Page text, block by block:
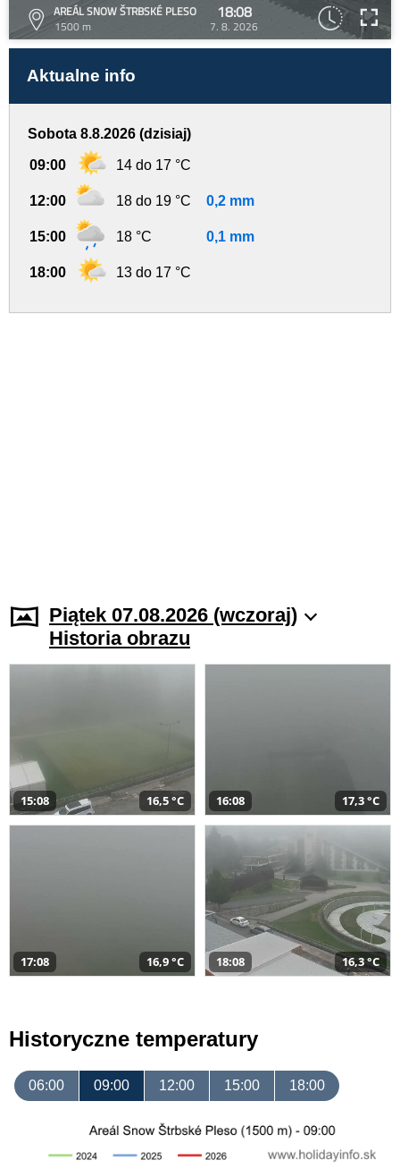
AREÁL SNOW ŠTRBSKÉ PLESO
1500 m
18:08
7. 8. 2026
Aktualne info
Sobota 8.8.2026 (dzisiaj)
09:00 14 do 17 °C
12:00 18 do 19 °C 0,2 mm
15:00 18 °C 0,1 mm
18:00 13 do 17 °C
Piątek 07.08.2026 (wczoraj)
Historia obrazu
15:08 16,5 °C 16:08 17,3 °C
17:08 16,9 °C 18:08 16,3 °C
Historyczne temperatury
06:00 09:00 12:00 15:00 18:00